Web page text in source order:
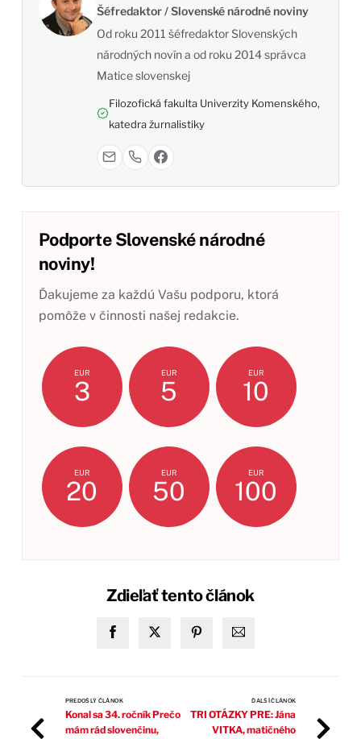
Šéfredaktor / Slovenské národné noviny
Od roku 2011 šéfredaktor Slovenských
národných novín a od roku 2014 správca
Matice slovenskej
Filozofická fakulta Univerzity Komenského,
katedra žurnalistiky
Podporte Slovenské národné
noviny!
Ďakujeme za každú Vašu podporu, ktorá
pomôže v činnosti našej redakcie.
EUR
3
EUR
5
EUR
10
EUR
20
EUR
50
EUR
100
Zdieľať tento článok
PREDOŠLÝ ČLÁNOK
Konal sa 34. ročník Prečo
mám rád slovenčinu,
ĎALŠÍ ČLÁNOK
TRI OTÁZKY PRE: Jána
VITKA, matičného